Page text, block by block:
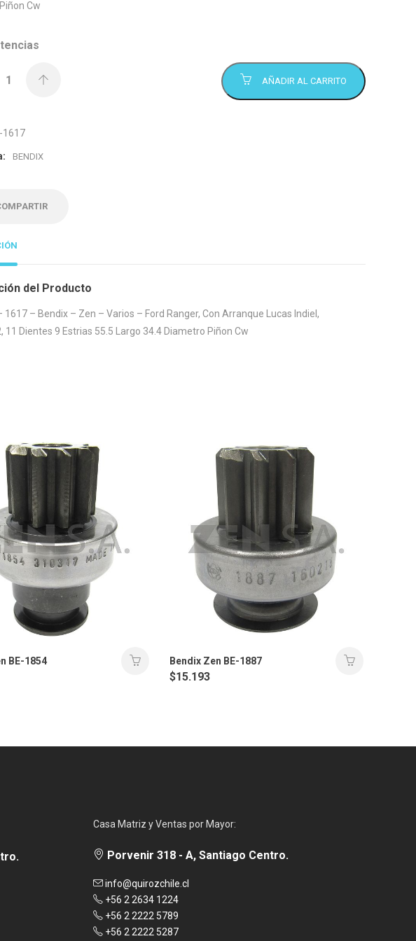
Cw
AÑADIR AL CARRITO
1617
BENDIX
del Producto
1617 – Bendix – Zen – Varios – Ford Ranger, Con Arranque Lucas Indiel,
11 Dientes 9 Estrias 55.5 Largo 34.4 Diametro Piñon Cw
BE-1854 Bendix Zen BE-1887
$15.193
Casa Matriz y Ventas por Mayor:
Porvenir 318 - A, Santiago Centro.
info@quirozchile.cl
+56 2 2634 1224
+56 2 2222 5789
+56 2 2222 5287